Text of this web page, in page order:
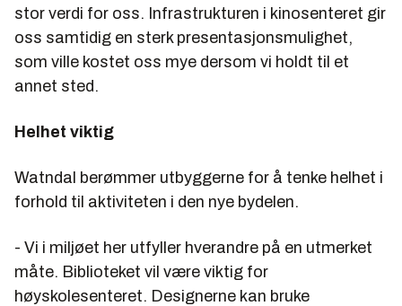
stor verdi for oss. Infrastrukturen i kinosenteret gir
oss samtidig en sterk presentasjonsmulighet,
som ville kostet oss mye dersom vi holdt til et
annet sted.
Helhet viktig
Watndal berømmer utbyggerne for å tenke helhet i
forhold til aktiviteten i den nye bydelen.
- Vi i miljøet her utfyller hverandre på en utmerket
måte. Biblioteket vil være viktig for
høyskolesenteret. Designerne kan bruke